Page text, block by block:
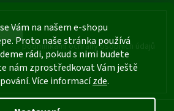
Vám na našem e-shopu
Proto naše stránka používá
rádi, pokud s nimi budete
nám zprostředkovat Vám ještě
Více informacízde.
s podmínkami ochrany osobních údajů